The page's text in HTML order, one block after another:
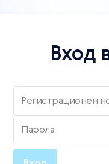
Вход
Регистрационен
Парола